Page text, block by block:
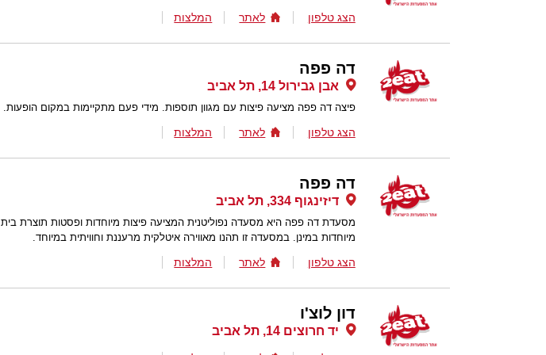
הצג טלפון לאתר המלצות
דה פפה
אבן גבירול 14, תל אביב
פיצה דה פפה מציעה פיצות עם מגוון תוספות. מידי פעם מתקיימות במקום הופעות.
הצג טלפון לאתר המלצות
דה פפה
דיזינגוף 334, תל אביב
מסעדת דה פפה היא מסעדה נפוליטנית המציעה פיצות מיוחדות ופסטות תוצרת בית
מיוחדות במינן. במסעדה זו תהנו מאווירה איטלקית מרעננת וחוויתית במיוחד.
הצג טלפון לאתר המלצות
דון לוצ'ו
יד חרוצים 14, תל אביב